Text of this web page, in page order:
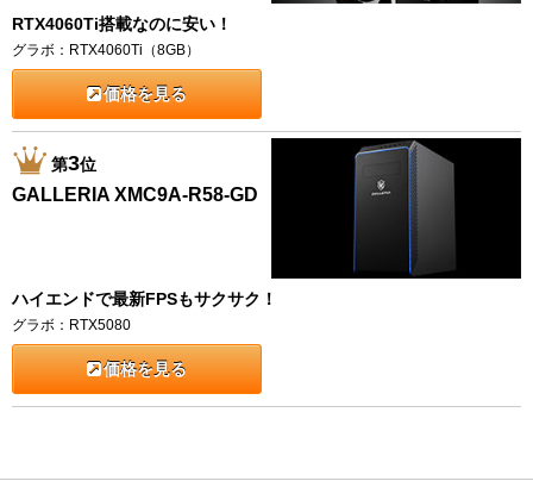
RTX4060Ti搭載なのに安い！
グラボ：RTX4060Ti（8GB）
価格を見る
第3位
GALLERIA XMC9A-R58-GD
ハイエンドで最新FPSもサクサク！
グラボ：RTX5080
価格を見る